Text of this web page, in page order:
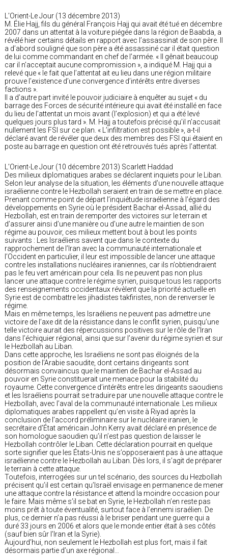
L’Orient-Le Jour (13 décembre 2013)
M. Élie Hajj, fils du général François Hajj qui avait été tué en décembre
2007 dans un attentat à la voiture piégée dans la région de Baabda, a
révélé hier certains détails en rapport avec l’assassinat de son père. Il
a d’abord souligné que son père a été assassiné car il était question
de lui comme commandant en chef de l’armée. « Il gênait beaucoup
car il n’acceptait aucune compromission », a indiqué M. Hajj qui a
relevé que « le fait que l’attentat ait eu lieu dans une région militaire
prouve l’existence d’une convergence d’intérêts entre diverses
factions ».
Il a d’autre part invité le pouvoir judiciaire à enquêter au sujet « du
barrage des Forces de sécurité intérieure qui avait été installé en face
du lieu de l’attentat un mois avant (l’explosion) et qui a été levé
quelques jours plus tard ». M. Hajj a toutefois précisé qu’il n’accusait
nullement les FSI sur ce plan. « L’infiltration est possible », a-t-il
déclaré avant de révéler que deux des membres des FSI qui étaient en
poste au barrage en question ont été retrouvés tués après l’attentat.
L’Orient-Le Jour (10 décembre 2013) Scarlett Haddad
Des milieux diplomatiques arabes se déclarent inquiets pour le Liban.
Selon leur analyse de la situation, les éléments d’une nouvelle attaque
israélienne contre le Hezbollah seraient en train de se mettre en place.
Prenant comme point de départ l’inquiétude israélienne à l’égard des
développements en Syrie où le président Bachar el-Assad, allié du
Hezbollah, est en train de remporter des victoires sur le terrain et
d’assurer ainsi d’une manière ou d’une autre le maintien de son
régime au pouvoir, ces milieux mettent bout à bout les points
suivants : Les Israéliens savent que dans le contexte du
rapprochement de l’Iran avec la communauté internationale et
l’Occident en particulier, il leur est impossible de lancer une attaque
contre les installations nucléaires iraniennes, car ils n’obtiendraient
pas le feu vert américain pour cela. Ils ne peuvent pas non plus
lancer une attaque contre le régime syrien, puisque tous les rapports
des renseignements occidentaux révèlent que la priorité actuelle en
Syrie est de combattre les jihadistes takfiristes, non de renverser le
régime.
Mais en même temps, les Israéliens ne peuvent pas admettre une
victoire de l’axe dit de la résistance dans le conflit syrien, puisqu’une
telle victoire aurait des répercussions positives sur le rôle de l’Iran
dans l’échiquier régional, ainsi que sur l’avenir du régime syrien et sur
le Hezbollah au Liban.
Dans cette approche, les Israéliens ne sont pas éloignés de la
position de l’Arabie saoudite, dont certains dirigeants sont
désormais convaincus que le maintien de Bachar el-Assad au
pouvoir en Syrie constituerait une menace pour la stabilité du
royaume. Cette convergence d’intérêts entre les dirigeants saoudiens
et les Israéliens pourrait se traduire par une nouvelle attaque contre le
Hezbollah, avec l’aval de la communauté internationale. Les milieux
diplomatiques arabes rappellent qu’en visite à Riyad après la
conclusion de l’accord préliminaire sur le nucléaire iranien, le
secrétaire d’État américain John Kerry avait déclaré en présence de
son homologue saoudien qu’il n’est pas question de laisser le
Hezbollah contrôler le Liban. Cette déclaration pourrait en quelque
sorte signifier que les États-Unis ne s’opposeraient pas à une attaque
israélienne contre le Hezbollah au Liban. Dès lors, il s’agit de préparer
le terrain à cette attaque.
Toutefois, interrogées sur un tel scénario, des sources du Hezbollah
précisent qu’il est certain qu’Israël envisage en permanence de mener
une attaque contre la résistance et attend la moindre occasion pour
le faire. Mais même s’il se bat en Syrie, le Hezbollah n’en reste pas
moins prêt à toute éventualité, surtout face à l’ennemi israélien. De
plus, ce dernier n’a pas réussi à le briser pendant une guerre qui a
duré 33 jours en 2006 et alors que le monde entier était à ses côtés
(sauf bien sûr l’Iran et la Syrie).
Aujourd’hui, non seulement le Hezbollah est plus fort, mais il fait
désormais partie d’un axe régional…